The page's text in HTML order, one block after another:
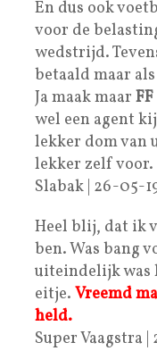
En dus ook
voor de
wedstrijd.
betaald maar
Ja maak maar FF
wel een agent
lekker dom van
lekker zelf voor.
Slabak | 26-05-
Heel blij, dat ik
ben. Was bang
uiteindelijk was
eitje. Vreemd
held.
Super Vaagstra |